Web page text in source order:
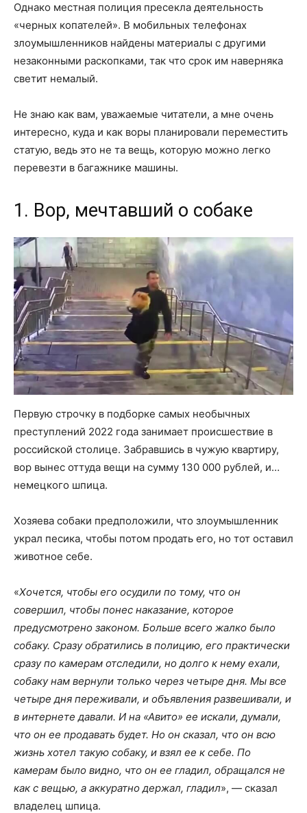
Однако местная полиция пресекла деятельность
«черных копателей». В мобильных телефонах
злоумышленников найдены материалы с другими
незаконными раскопками, так что срок им наверняка
светит немалый.
Не знаю как вам, уважаемые читатели, а мне очень
интересно, куда и как воры планировали переместить
статую, ведь это не та вещь, которую можно легко
перевезти в багажнике машины.
1. Вор, мечтавший о собаке
Первую строчку в подборке самых необычных
преступлений 2022 года занимает происшествие в
российской столице. Забравшись в чужую квартиру,
вор вынес оттуда вещи на сумму 130 000 рублей, и…
немецкого шпица.
Хозяева собаки предположили, что злоумышленник
украл песика, чтобы потом продать его, но тот оставил
животное себе.
«Хочется, чтобы его осудили по тому, что он
совершил, чтобы понес наказание, которое
предусмотрено законом. Больше всего жалко было
собаку. Сразу обратились в полицию, его практически
сразу по камерам отследили, но долго к нему ехали,
собаку нам вернули только через четыре дня. Мы все
четыре дня переживали, и объявления развешивали, и
в интернете давали. И на «Авито» ее искали, думали,
что он ее продавать будет. Но он сказал, что он всю
жизнь хотел такую собаку, и взял ее к себе. По
камерам было видно, что он ее гладил, обращался не
как с вещью, а аккуратно держал, гладил», — сказал
владелец шпица.